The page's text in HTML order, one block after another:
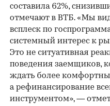
составила 62%,
отмечают в ВТБ. «Мы
всплеск по
системный интерес к
Это не ситуативная
поведения заемщиков,
ждать более
а рефинансирование
инструментом», —